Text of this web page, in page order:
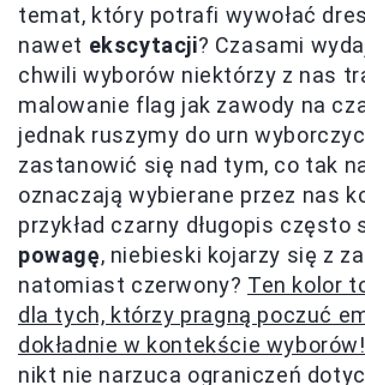
temat, który potrafi wywołać
nawet ekscytacji? Czasami
chwili wyborów niektórzy z nas
malowanie flag jak zawody na
jednak ruszymy do urn
zastanowić się nad tym, co tak
oznaczają wybierane przez nas
przykład czarny długopis często
powagę, niebieski kojarzy się z
natomiast czerwony? Ten kolor
dla tych, którzy pragną poczuć
dokładnie w kontekście wyborów!
nikt nie narzuca ograniczeń